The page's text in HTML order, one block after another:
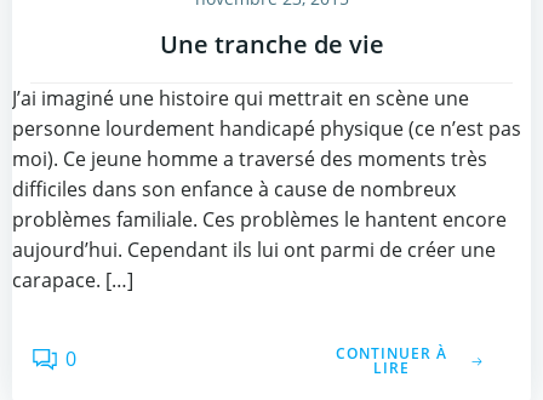
Une tranche de vie
J’ai imaginé une histoire qui mettrait en scène une
personne lourdement handicapé physique (ce n’est pas
moi). Ce jeune homme a traversé des moments très
difficiles dans son enfance à cause de nombreux
problèmes familiale. Ces problèmes le hantent encore
aujourd’hui. Cependant ils lui ont parmi de créer une
carapace. […]
0 CONTINUER À
LIRE